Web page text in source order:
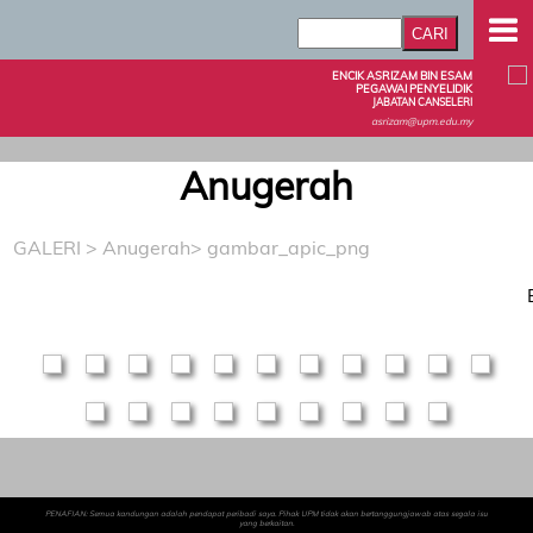
ENCIK ASRIZAM BIN ESAM
PEGAWAI PENYELIDIK
JABATAN CANSELERI
asrizam@upm.edu.my
Anugerah
GALERI > Anugerah> gambar_apic_png
PENAFIAN: Semua kandungan adalah pendapat peribadi saya. Pihak UPM tidak akan bertanggungjawab atas segala isu
yang berkaitan.